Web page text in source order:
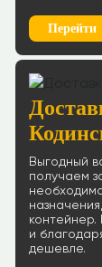
Перейти
Выгодный
получаем
контейнер.
и
дешевле.